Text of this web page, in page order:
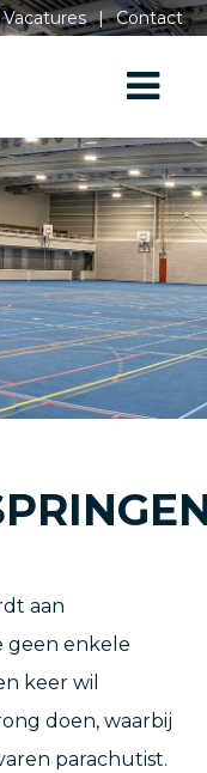
Vacatures | Contact
aan
geen enkele
keer wil
doen, waarbij
parachutist.